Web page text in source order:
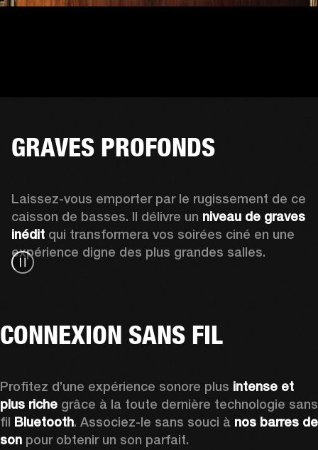
GRAVES PROFONDS
Laissez-vous emporter par le rugissement de ce
caisson de basses. Il délivre un niveau de graves
inédit qui transformera vos soirées ciné en une
expérience digne des plus grandes salles.
CONNEXION SANS FIL
Profitez d’une expérience sonore plus intense et
plus riche grâce à la toute dernière technologie sans
fil Bluetooth. Associez-le sans souci à nos barres de
son pour obtenir un son parfait.